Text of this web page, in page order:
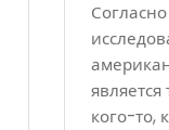
кого-то,